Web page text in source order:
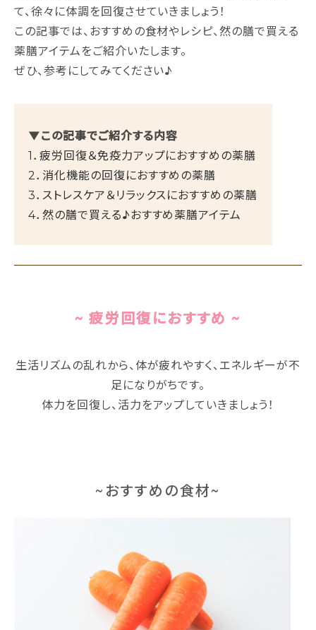
て、徐々に体調を回復させていきましょう！
この記事では、おすすめの食材やレシピ、然の膳で買える
薬膳アイテムをご紹介いたします。
ぜひ、参考にしてみてください♪
▼この記事でご紹介する内容
1．疲労回復＆免疫力アップにおすすめの薬膳
2．消化機能の回復におすすめの薬膳
3．ストレスケア＆リラックスにおすすめの薬膳
4．然の膳で買える♪おすすめ薬膳アイテム
~ 疲労回復におすすめ ~
生活リズムの乱れから、体が疲れやすく、エネルギーが不
足になりがちです。
体力を回復し、活力をアップしていきましょう！
~おすすめの食材~